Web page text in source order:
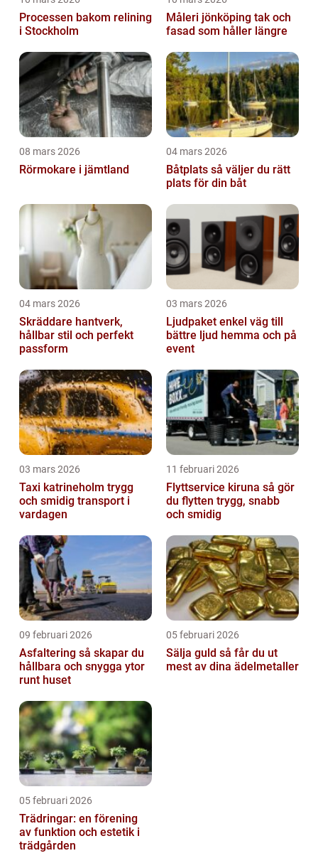
Processen bakom relining
i Stockholm
Måleri jönköping tak och
fasad som håller längre
08 mars 2026
Rörmokare i jämtland
04 mars 2026
Båtplats så väljer du rätt
plats för din båt
04 mars 2026
Skräddare hantverk,
hållbar stil och perfekt
passform
03 mars 2026
Ljudpaket enkel väg till
bättre ljud hemma och på
event
03 mars 2026
Taxi katrineholm trygg
och smidig transport i
vardagen
11 februari 2026
Flyttservice kiruna så gör
du flytten trygg, snabb
och smidig
09 februari 2026
Asfaltering så skapar du
hållbara och snygga ytor
runt huset
05 februari 2026
Sälja guld så får du ut
mest av dina ädelmetaller
05 februari 2026
Trädringar: en förening
av funktion och estetik i
trädgården